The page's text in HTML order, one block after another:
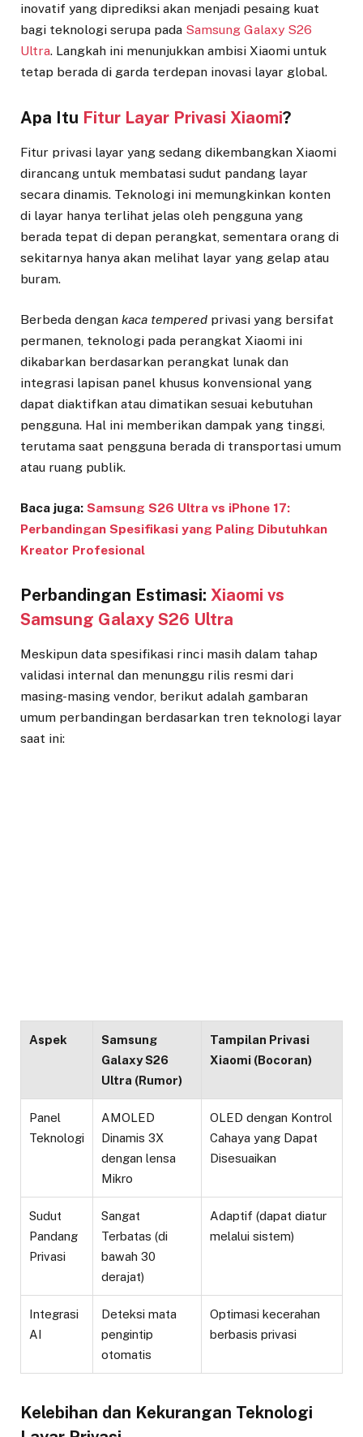
inovatif yang diprediksi akan menjadi pesaing kuat
bagi teknologi serupa pada Samsung Galaxy S26
Ultra. Langkah ini menunjukkan ambisi Xiaomi untuk
tetap berada di garda terdepan inovasi layar global.
Apa Itu Fitur Layar Privasi Xiaomi?
Fitur privasi layar yang sedang dikembangkan Xiaomi
dirancang untuk membatasi sudut pandang layar
secara dinamis. Teknologi ini memungkinkan konten
di layar hanya terlihat jelas oleh pengguna yang
berada tepat di depan perangkat, sementara orang di
sekitarnya hanya akan melihat layar yang gelap atau
buram.
Berbeda dengan kaca tempered privasi yang bersifat
permanen, teknologi pada perangkat Xiaomi ini
dikabarkan berdasarkan perangkat lunak dan
integrasi lapisan panel khusus konvensional yang
dapat diaktifkan atau dimatikan sesuai kebutuhan
pengguna. Hal ini memberikan dampak yang tinggi,
terutama saat pengguna berada di transportasi umum
atau ruang publik.
Baca juga: Samsung S26 Ultra vs iPhone 17:
Perbandingan Spesifikasi yang Paling Dibutuhkan
Kreator Profesional
Perbandingan Estimasi: Xiaomi vs
Samsung Galaxy S26 Ultra
Meskipun data spesifikasi rinci masih dalam tahap
validasi internal dan menunggu rilis resmi dari
masing-masing vendor, berikut adalah gambaran
umum perbandingan berdasarkan tren teknologi layar
saat ini:
Aspek
Samsung
Galaxy S26
Ultra (Rumor)
Tampilan Privasi
Xiaomi (Bocoran)
Panel
Teknologi
AMOLED
Dinamis 3X
dengan lensa
Mikro
OLED dengan Kontrol
Cahaya yang Dapat
Disesuaikan
Sudut
Pandang
Privasi
Sangat
Terbatas (di
bawah 30
derajat)
Adaptif (dapat diatur
melalui sistem)
Integrasi
AI
Deteksi mata
pengintip
otomatis
Optimasi kecerahan
berbasis privasi
Kelebihan dan Kekurangan Teknologi